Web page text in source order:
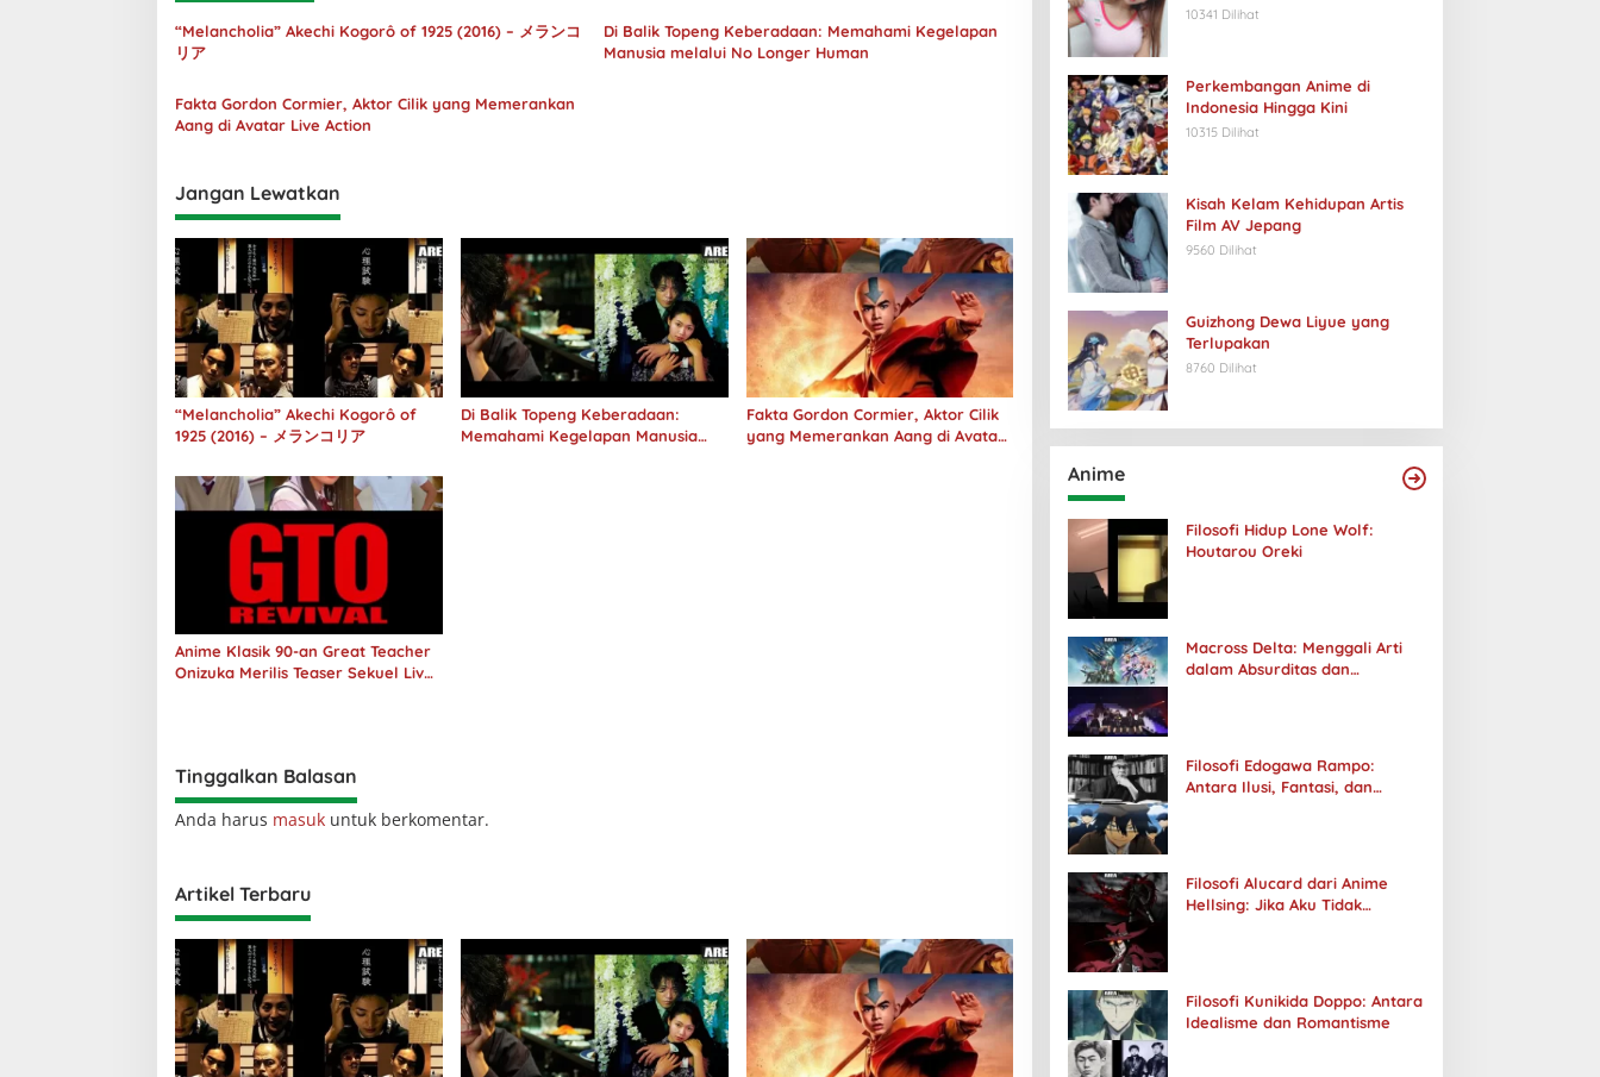
“Melancholia” Akechi Kogorô of 1925 (2016) – メランコ
リア
Di Balik Topeng Keberadaan: Memahami Kegelapan
Manusia melalui No Longer Human
Fakta Gordon Cormier, Aktor Cilik yang Memerankan
Aang di Avatar Live Action
Jangan Lewatkan
“Melancholia” Akechi Kogorô of
1925 (2016) – メランコリア
Di Balik Topeng Keberadaan:
Memahami Kegelapan Manusia
Fakta Gordon Cormier, Aktor Cilik
yang Memerankan Aang di Avatar
Anime Klasik 90-an Great Teacher
Onizuka Merilis Teaser Sekuel Live
Tinggalkan Balasan
Anda harus masuk untuk berkomentar.
Artikel Terbaru
Ulang Tahun
10341 Dilihat
Perkembangan Anime di
Indonesia Hingga Kini
10315 Dilihat
Kisah Kelam Kehidupan Artis
Film AV Jepang
9560 Dilihat
Guizhong Dewa Liyue yang
Terlupakan
8760 Dilihat
Anime
Filosofi Hidup Lone Wolf:
Houtarou Oreki
Macross Delta: Menggali Arti
dalam Absurditas dan
Filosofi Edogawa Rampo:
Antara Ilusi, Fantasi, dan
Filosofi Alucard dari Anime
Hellsing: Jika Aku Tidak
Filosofi Kunikida Doppo: Antara
Idealisme dan Romantisme